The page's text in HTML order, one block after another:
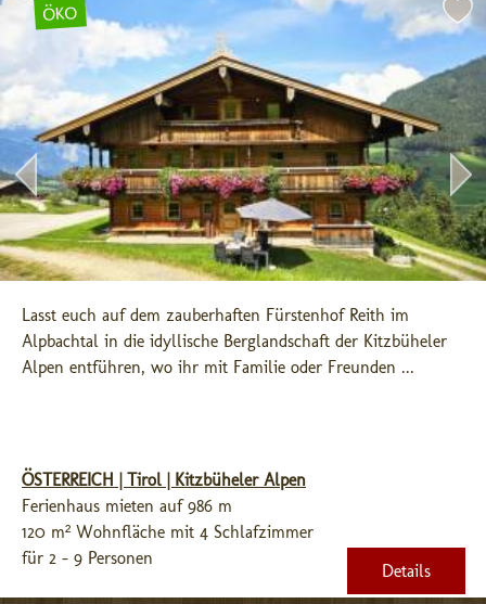
ÖKO
Lasst euch auf dem zauberhaften Fürstenhof Reith im
Alpbachtal in die idyllische Berglandschaft der Kitzbüheler
Alpen entführen, wo ihr mit Familie oder Freunden ...
ÖSTERREICH | Tirol | Kitzbüheler Alpen
Ferienhaus mieten auf 986 m
120 m² Wohnfläche mit 4 Schlafzimmer
für 2 - 9 Personen
Details